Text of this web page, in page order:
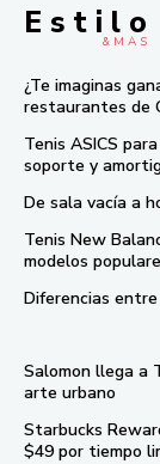
E s t i l o
& M À S
¿Te imaginas
restaurantes de
Tenis ASICS
soporte y
De sala vacía a
Tenis New
modelos
Diferencias
Salomon llega a
arte urbano
Starbucks
$49 por tiempo